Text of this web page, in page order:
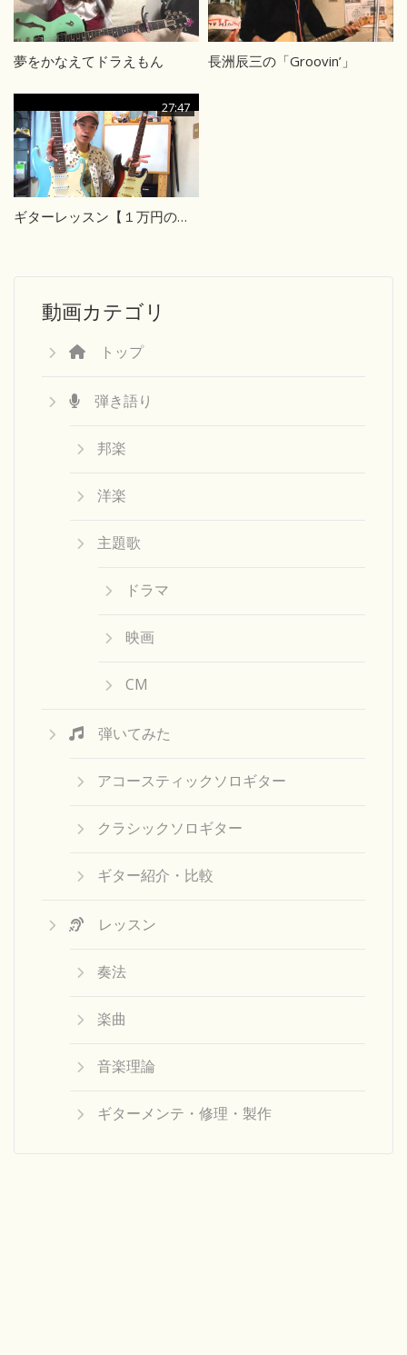
夢をかなえてドラえもん 長洲辰三の「Groovin’」
27:47
ギターレッスン【１万円のギターと３０万円のギター】
動画カテゴリ
トップ
弾き語り
邦楽
洋楽
主題歌
ドラマ
映画
CM
弾いてみた
アコースティックソロギター
クラシックソロギター
ギター紹介・比較
レッスン
奏法
楽曲
音楽理論
ギターメンテ・修理・製作